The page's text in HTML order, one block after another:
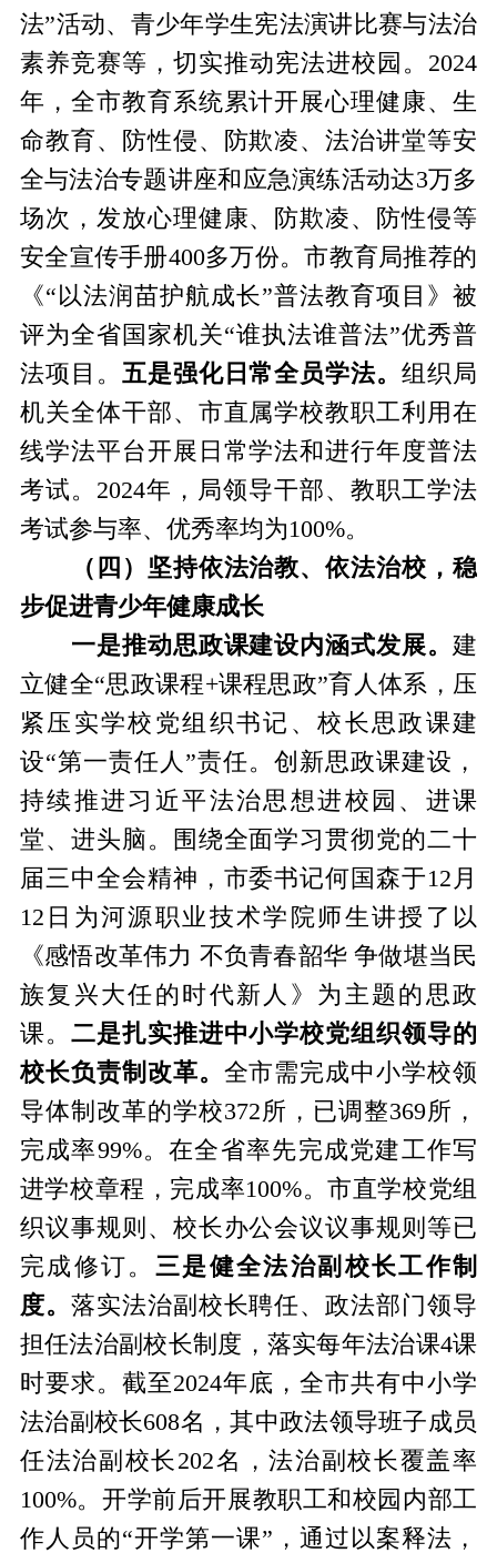
法”活动、青少年学生宪法演讲比赛与法治
素养竞赛等，切实推动宪法进校园。2024
年，全市教育系统累计开展心理健康、生
命教育、防性侵、防欺凌、法治讲堂等安
全与法治专题讲座和应急演练活动达3万多
场次，发放心理健康、防欺凌、防性侵等
安全宣传手册400多万份。市教育局推荐的
《“以法润苗护航成长”普法教育项目》被
评为全省国家机关“谁执法谁普法”优秀普
法项目。 五是强化日常全员学法。组织局
机关全体干部、市直属学校教职工利用在
线学法平台开展日常学法和进行年度普法
考试。2024年，局领导干部、教职工学法
考试参与率、优秀率均为100%。
（四）坚持依法治教、依法治校，稳
步促进青少年健康成长
一是推动思政课建设内涵式发展。建
立健全“思政课程+课程思政”育人体系，压
紧压实学校党组织书记、校长思政课建
设“第一责任人”责任。创新思政课建设，
持续推进习近平法治思想进校园、进课
堂、进头脑。围绕全面学习贯彻党的二十
届三中全会精神，市委书记何国森于12月
12日为河源职业技术学院师生讲授了以
《感悟改革伟力 不负青春韶华 争做堪当民
族复兴大任的时代新人》为主题的思政
课。 二是扎实推进中小学校党组织领导的
校长负责制改革。 全市需完成中小学校领
导体制改革的学校372所，已调整369所，
完成率99%。在全省率先完成党建工作写
进学校章程，完成率100%。市直学校党组
织议事规则、校长办公会议议事规则等已
完成修订。 三是健全法治副校长工作制
度。 落实法治副校长聘任、政法部门领导
担任法治副校长制度，落实每年法治课4课
时要求。截至2024年底，全市共有中小学
法治副校长608名，其中政法领导班子成员
任法治副校长202名，法治副校长覆盖率
100%。开学前后开展教职工和校园内部工
作人员的“开学第一课”，通过以案释法，